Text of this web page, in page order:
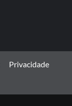
Privacidade